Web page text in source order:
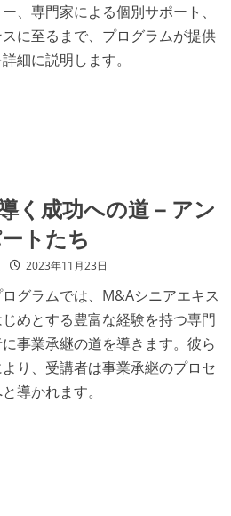
、専門家による個別サポート、
に至るまで、プログラムが提供
細に説明します。
く成功への道 – アン
トたち
2023年11月23日
グラムでは、M&Aシニアエキス
めとする豊富な経験を持つ専門
事業承継の道を導きます。彼ら
り、受講者は事業承継のプロセ
導かれます。